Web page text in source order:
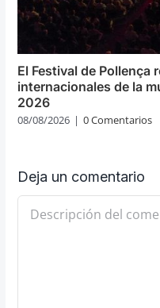
El Festival de Pollença
internacionales de la
2026
08/08/2026 | 0 Comentarios
Deja un comentario
Comentario